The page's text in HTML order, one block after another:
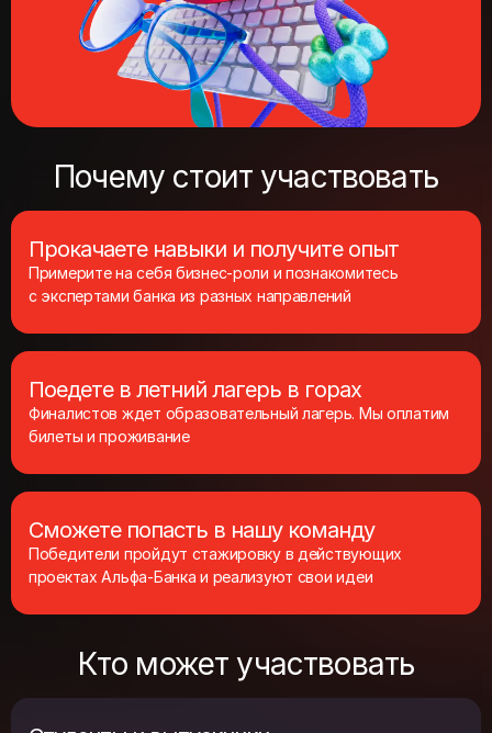
Почему стоит участвовать
Прокачаете навыки и получите опыт
Примерите на себя бизнес‑роли и познакомитесь
с экспертами банка из разных направлений
Поедете в летний лагерь в горах
Финалистов ждет образовательный лагерь. Мы оплатим
билеты и проживание
Сможете попасть в нашу команду
Победители пройдут стажировку в действующих
проектах Альфа‑Банка и реализуют свои идеи
Кто может участвовать